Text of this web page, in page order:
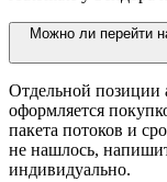
Можно ли перейти
Отдельной позиции
оформляется
пакета потоков и
не нашлось,
индивидуально.